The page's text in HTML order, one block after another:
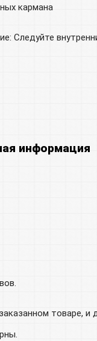
кармана
Следуйте
информация
товаре, и